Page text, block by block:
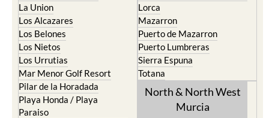
La Union
Los Alcazares
Los Belones
Los Nietos
Los Urrutias
Mar Menor Golf Resort
Pilar de la Horadada
Playa Honda / Playa
Paraiso
Lorca
Mazarron
Puerto de Mazarron
Puerto Lumbreras
Sierra Espuna
Totana
North & North West
Murcia